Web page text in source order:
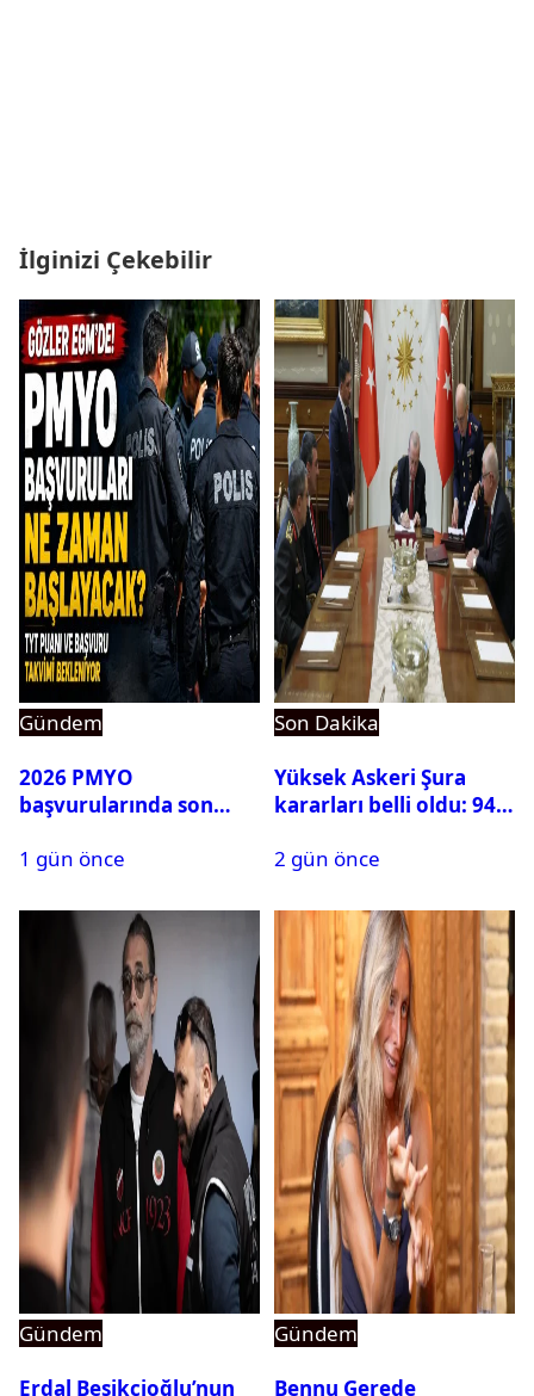
İlginizi Çekebilir
Gündem
2026 PMYO
başvurularında son
1 gün önce
Son Dakika
Yüksek Askeri Şura
kararları belli oldu: 94
2 gün önce
Gündem
Erdal Beşikçioğlu’nun
Gündem
Bennu Gerede